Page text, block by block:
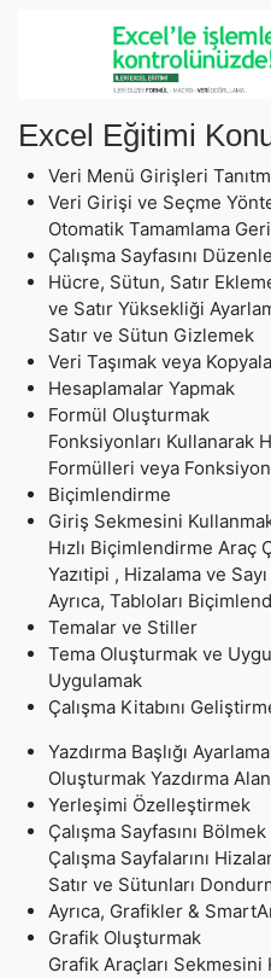
Excel Eğitimi
Veri Menü Girişleri
Veri Girişi ve Seçme
Otomatik Tamamlama
Çalışma Sayfasını
Hücre, Sütun, Satır
ve Satır Yüksekliği
Satır ve Sütun Gizlemek
Veri Taşımak veya
Hesaplamalar Yapmak
Formül Oluşturmak
Fonksiyonları Kullanarak
Formülleri veya
Biçimlendirme
Giriş Sekmesini
Hızlı Biçimlendirme Araç
Yazıtipi , Hizalama ve
Ayrıca, Tabloları
Temalar ve Stiller
Tema Oluşturmak ve
Uygulamak
Çalışma Kitabını
Yazdırma Başlığı
Oluşturmak Yazdırma
Yerleşimi Özelleştirmek
Çalışma Sayfasını
Çalışma Sayfalarını
Satır ve Sütunları
Ayrıca, Grafikler &
Grafik Oluşturmak
Grafik Araçları